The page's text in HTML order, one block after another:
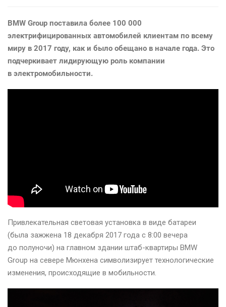
BMW Group поставила более 100 000
электрифицированных автомобилей клиентам по всему
миру в 2017 году, как и было обещано в начале года. Это
подчеркивает лидирующую роль компании
в электромобильности.
Привлекательная световая установка в виде батареи
(была зажжена 18 декабря 2017 года с 8:00 вечера
до полуночи) на главном здании штаб-квартиры BMW
Group на севере Мюнхена символизирует технологические
изменения, происходящие в мобильности.